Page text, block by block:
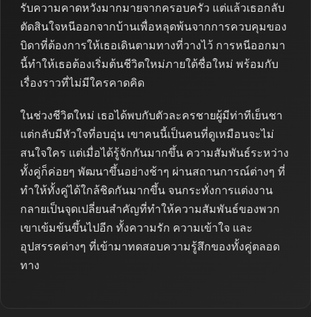
รับความคาดหวังมากมายจากครอบครัว แต่แล้วเธอกลับ
ตัดสินใจหนีออกจากบ้านเพื่อหลุดพ้นจากการควบคุมของ
บิดาที่ต้องการให้เธอเดินตามทางที่วางไว้ การหนีออกมา
นี้ทำให้เธอต้องเริ่มต้นชีวิตใหม่ภายใต้ชื่อใหม่ พร้อมกับ
เรื่องราวที่ไม่มีใครคาดคิด
ในช่วงชีวิตใหม่ เธอได้พบกับตัวละครชายผู้มีท่าทีเย็นชา
แต่กลับมีหัวใจที่อบอุ่น เขาคนนี้เป็นคนที่ดูเหมือนจะไม่
สนใจใคร แต่เมื่อได้รู้จักกันมากขึ้น ความสัมพันธ์ระหว่าง
ทั้งคู่ก็ค่อยๆ พัฒนาขึ้นอย่างช้าๆ ผ่านสถานการณ์ต่างๆ ที่
ทำให้ทั้งคู่ได้ใกล้ชิดกันมากขึ้น จนกระทั่งการแต่งงาน
กลายเป็นจุดเปลี่ยนสำคัญที่ทำให้ความสัมพันธ์ของพวก
เขาเข้มข้นขึ้นไปอีก ทั้งความรัก ความเข้าใจ และ
อุปสรรคต่างๆ ที่เข้ามาทดสอบความรู้สึกของทั้งคู่ตลอด
ทาง